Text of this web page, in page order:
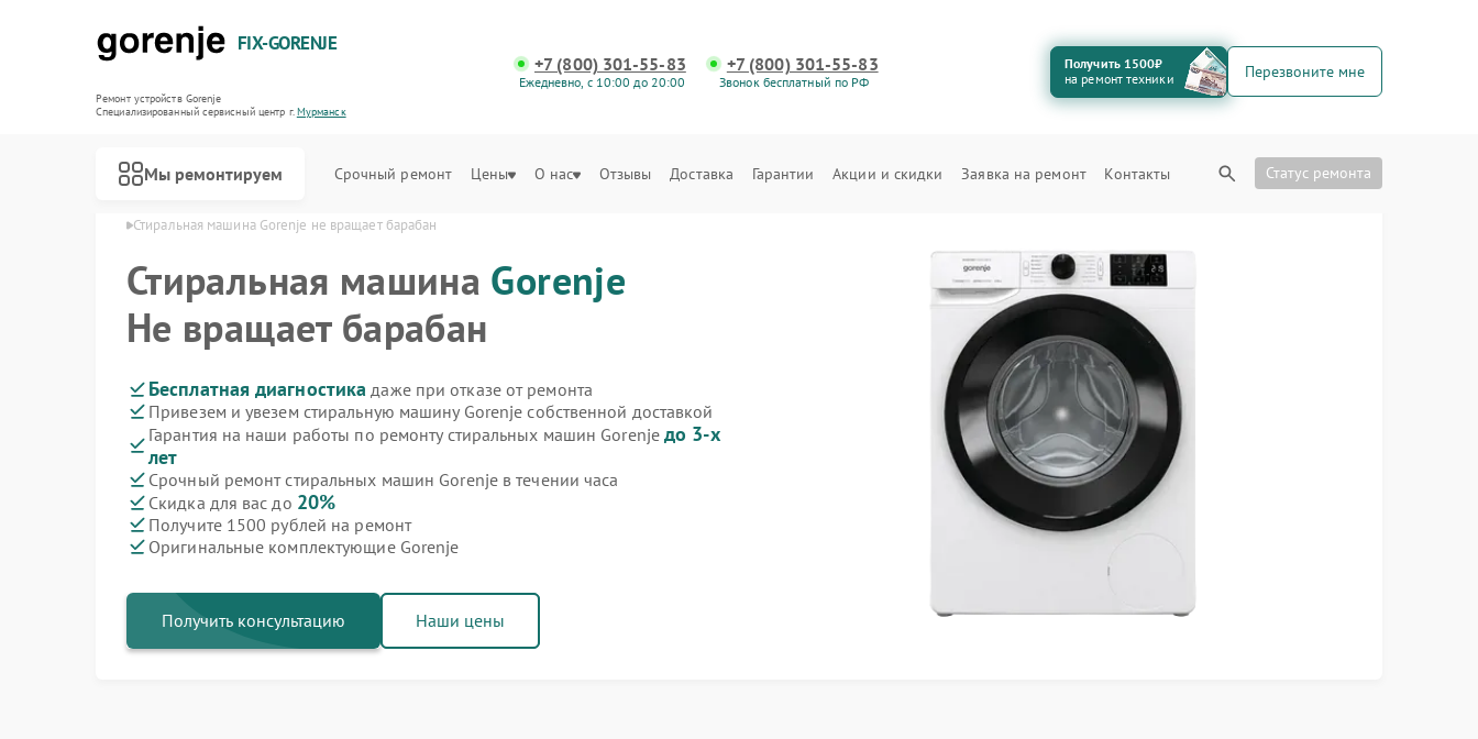
FIX-GORENJE
Ремонт устройств Gorenje
Специализированный cервисный центр г.Мурманск
+7 (800) 301-55-83
Ежедневно, с 10:00 до 20:00
+7 (800) 301-55-83
Звонок бесплатный по РФ
Получить 1500₽
на ремонт техники
Перезвоните мне
Мы ремонтируем Срочный ремонт Цены О нас Отзывы Доставка Гарантии Акции и скидки Заявка на ремонт Контакты Статус ремонта
в Мурманске Стиральная машина Gorenje не вращает барабан
Стиральная машина Gorenje
Не вращает барабан
Бесплатная диагностика даже при отказе от ремонта
Привезем и увезем стиральную машину Gorenje собственной доставкой
Гарантия на наши работы по ремонту стиральных машин Gorenje до 3-х
лет
Срочный ремонт стиральных машин Gorenje в течении часа
Скидка для вас до 20%
Получите 1500 рублей на ремонт
Оригинальные комплектующие Gorenje
Получить консультацию Наши цены